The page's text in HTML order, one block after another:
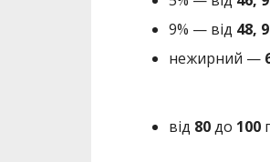
9% — від 48,
нежирний —
від 80до 100